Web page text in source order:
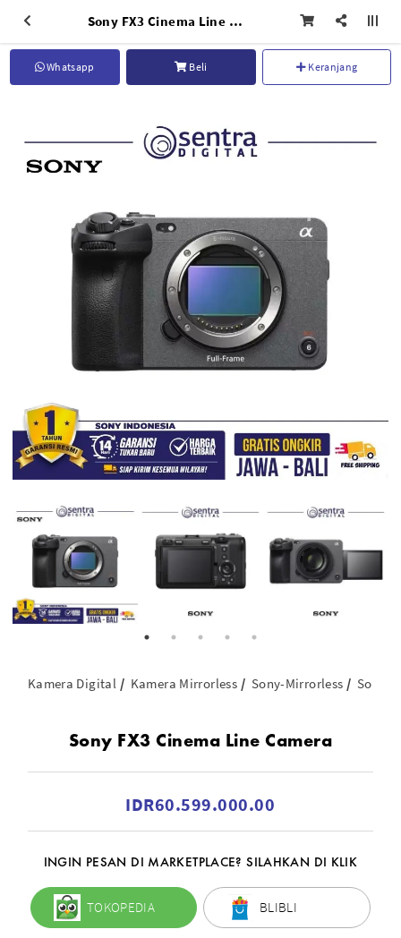
Sony FX3 Cinema Line Camera
Whatsapp Beli Keranjang
Kamera Digital Kamera Mirrorless Sony-Mirrorless Sony
Sony FX3 Cinema Line Camera
IDR60.599.000.00
INGIN PESAN DI MARKETPLACE? SILAHKAN DI KLIK
TOKOPEDIA BLIBLI